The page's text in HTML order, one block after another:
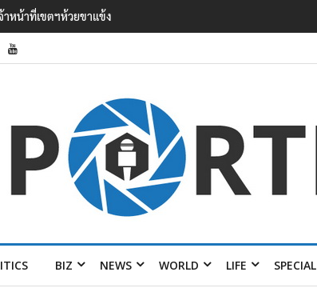
อง ไลง์’ เยือนไทย ขึงป้าย ‘ไม่
BIZ NEWS WORLD LIFE SPECIAL